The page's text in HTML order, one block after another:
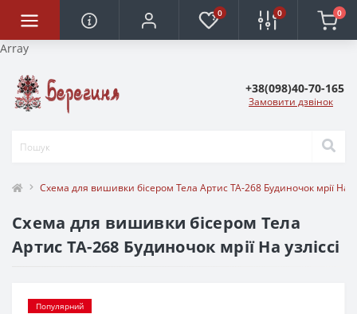
Array
0 0 0
+38(098)40-70-165
Замовити дзвінок
Cхема для вишивки бісером Тела Артис ТА-268 Будиночок мрії На
Cхема для вишивки бісером Тела
Артис ТА-268 Будиночок мрії На узліссі
Популярний